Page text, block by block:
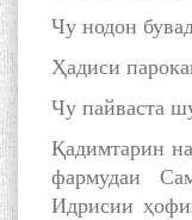
Чу нодон
Ҳадиси
Чу пайваста
Қадимтарин
фармудаи
Идрисии